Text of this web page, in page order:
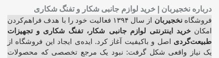
درباره نخجیربان | خرید لوازم جانبی شکار و تفنگ شکاری
فروشگاه نخجیربان
از سال ۱۳۹۴ فعالیت خود را با هدف فراهم‌کردن
امکان خرید اینترنتی لوازم جانبی شکار، تفنگ شکاری و تجهیزات
طبیعت‌گردی اصل و باکیفیت آغاز کرد. ایده‌ی ایجاد این فروشگاه از
یک نیاز واقعی شکل گرفت: نبود یک مرجع تخصصی که محصولات